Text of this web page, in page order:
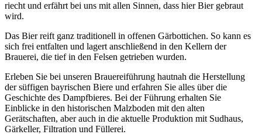
riecht und erfährt bei uns mit allen Sinnen, dass hier Bier gebraut
wird.
Das Bier reift ganz traditionell in offenen Gärbottichen. So kann es
sich frei entfalten und lagert anschließend in den Kellern der
Brauerei, die tief in den Felsen getrieben wurden.
Erleben Sie bei unseren Brauereiführung hautnah die Herstellung
der süffigen bayrischen Biere und erfahren Sie alles über die
Geschichte des Dampfbieres. Bei der Führung erhalten Sie
Einblicke in den historischen Malzboden mit den alten
Gerätschaften, aber auch in die aktuelle Produktion mit Sudhaus,
Gärkeller, Filtration und Füllerei.